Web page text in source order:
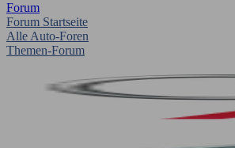
Forum
Forum Startseite
Alle Auto-Foren
Themen-Forum